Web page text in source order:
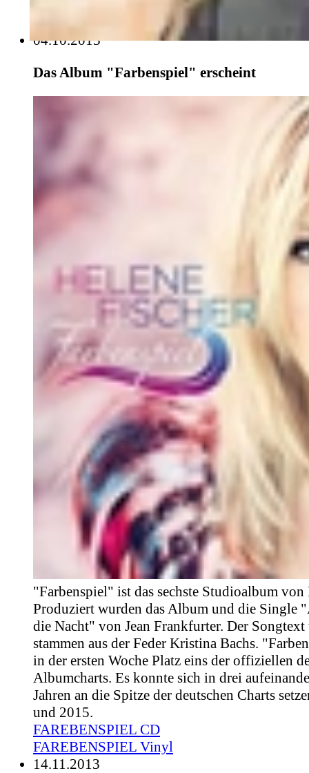
04.10.2013
Das Album "Farbenspiel" erscheint
"Farbenspiel" ist das sechste Studioalbum von
Produziert wurden das Album und die Single
die Nacht" von Jean Frankfurter. Der
stammen aus der Feder Kristina Bachs.
in der ersten Woche Platz eins der offiziellen
Albumcharts. Es konnte sich in drei
Jahren an die Spitze der deutschen Charts
und 2015.
FAREBENSPIEL CD
FAREBENSPIEL Vinyl
14.11.2013